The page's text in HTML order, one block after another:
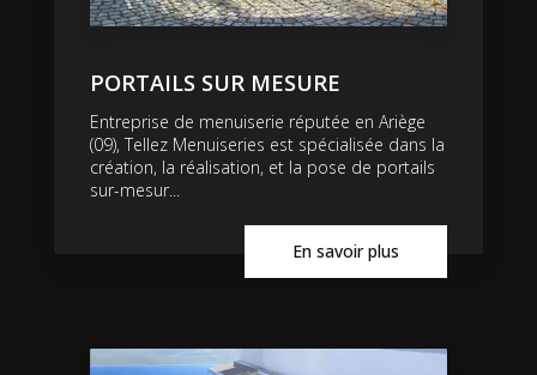
PORTAILS SUR MESURE
Entreprise de menuiserie réputée en Ariège
(09), Tellez Menuiseries est spécialisée dans la
création, la réalisation, et la pose de portails
sur-mesur...
En savoir plus